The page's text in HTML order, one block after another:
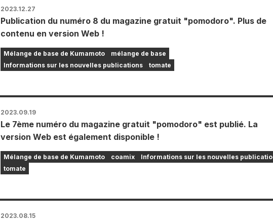
2023.12.27
Publication du numéro 8 du magazine gratuit "pomodoro". Plus de
contenu en version Web !
Mélange de base de Kumamoto
mélange de base
Informations sur les nouvelles publications
tomate
2023.09.19
Le 7ème numéro du magazine gratuit "pomodoro" est publié. La
version Web est également disponible !
Mélange de base de Kumamoto coamix
Informations sur les nouvelles
tomate
2023.08.15